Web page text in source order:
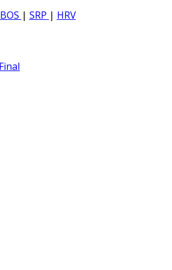
BOS | SRP | HRV